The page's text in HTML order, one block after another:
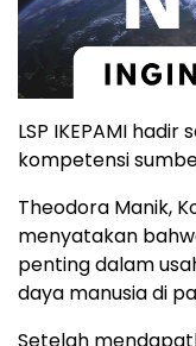
LSP IKEPAMI
kompetensi
Theodora Manik,
menyatakan
penting dalam
daya manusia di